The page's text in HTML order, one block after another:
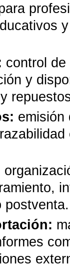
y
control
y
emisión
postventa.